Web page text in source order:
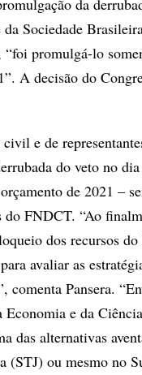
da
Sociedade
promulgá-lo
A decisão do
e de
do veto no
de 2021 –
FNDCT. “Ao
dos recursos
avaliar as
comenta Pansera.
e da
das alternativas
(STJ) ou mesmo no